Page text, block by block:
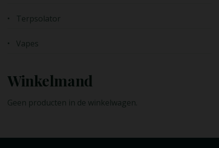
Terpsolator
Vapes
Winkelmand
Geen producten in de winkelwagen.